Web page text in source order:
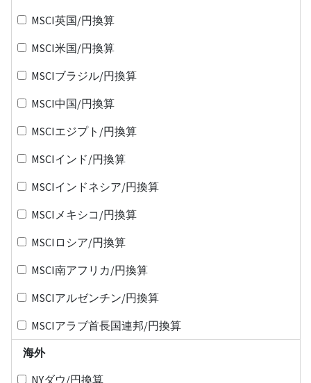
MSCI英国/円換算
MSCI米国/円換算
MSCIブラジル/円換算
MSCI中国/円換算
MSCIエジプト/円換算
MSCIインド/円換算
MSCIインドネシア/円換算
MSCIメキシコ/円換算
MSCIロシア/円換算
MSCI南アフリカ/円換算
MSCIアルゼンチン/円換算
MSCIアラブ首長国連邦/円換算
海外
NYダウ/円換算